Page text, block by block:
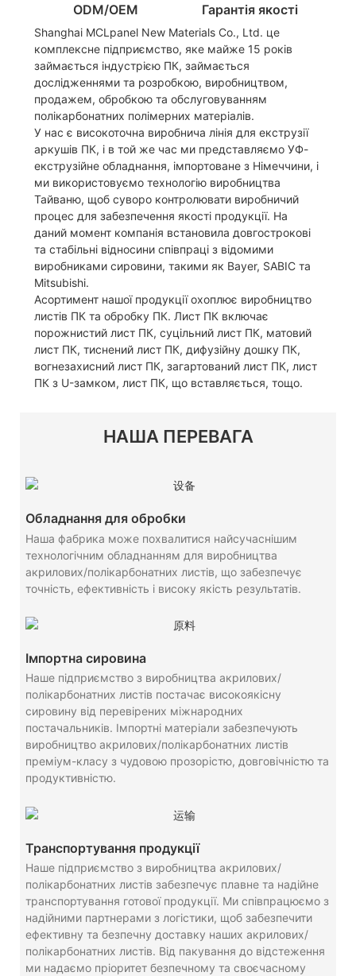
ODM/OEM Гарантія якості
Shanghai MCLpanel New Materials Co., Ltd. це
комплексне підприємство, яке майже 15 років
займається індустрією ПК, займається
дослідженнями та розробкою, виробництвом,
продажем, обробкою та обслуговуванням
полікарбонатних полімерних матеріалів.
У нас є високоточна виробнича лінія для екструзії
аркушів ПК, і в той же час ми представляємо УФ-
екструзійне обладнання, імпортоване з Німеччини, і
ми використовуємо технологію виробництва
Тайваню, щоб суворо контролювати виробничий
процес для забезпечення якості продукції. На
даний момент компанія встановила довгострокові
та стабільні відносини співпраці з відомими
виробниками сировини, такими як Bayer, SABIC та
Mitsubishi.
Асортимент нашої продукції охоплює виробництво
листів ПК та обробку ПК. Лист ПК включає
порожнистий лист ПК, суцільний лист ПК, матовий
лист ПК, тиснений лист ПК, дифузійну дошку ПК,
вогнезахисний лист ПК, загартований лист ПК, лист
ПК з U-замком, лист ПК, що вставляється, тощо.
НАША ПЕРЕВАГА
Обладнання для обробки
Наша фабрика може похвалитися найсучаснішим
технологічним обладнанням для виробництва
акрилових/полікарбонатних листів, що забезпечує
точність, ефективність і високу якість результатів.
Імпортна сировина
Наше підприємство з виробництва акрилових/
полікарбонатних листів постачає високоякісну
сировину від перевірених міжнародних
постачальників. Імпортні матеріали забезпечують
виробництво акрилових/полікарбонатних листів
преміум-класу з чудовою прозорістю, довговічністю та
продуктивністю.
Транспортування продукції
Наше підприємство з виробництва акрилових/
полікарбонатних листів забезпечує плавне та надійне
транспортування готової продукції. Ми співпрацюємо з
надійними партнерами з логістики, щоб забезпечити
ефективну та безпечну доставку наших акрилових/
полікарбонатних листів. Від пакування до відстеження
ми надаємо пріоритет безпечному та своєчасному